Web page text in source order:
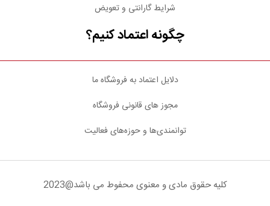
شرایط گارانتی و تعویض
چگونه اعتماد کنیم؟
دلایل اعتماد به فروشگاه ما
مجوز های قانونی فروشگاه
توانمندی‌ها و حوزه‌های فعالیت
کلیه حقوق مادی و معنوی محفوط می باشد@2023